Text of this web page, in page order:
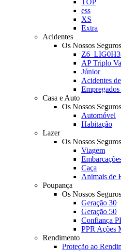
ess
XS
Extra
Acidentes
Os Nossos Seguros
AP Triplo
Júnior
Acidentes
Casa e Auto
Os Nossos Seguros
Automóvel
Habitação
Lazer
Os Nossos Seguros
Viagem
Caça
Animais de
Poupança
Os Nossos Seguros
Geração 30
Geração 50
Confiança
PPR Ações
Rendimento
Proteção ao